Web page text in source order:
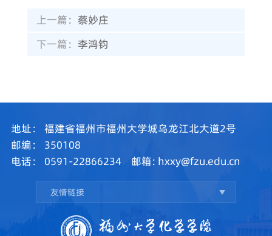
上一篇：蔡妙庄
下一篇：李鸿钧
地址：
福建省福州市福州大学城乌龙江北大道2号
邮编：
350108
电话：
0591-22866234 邮箱: hxxy@fzu.edu.cn
友情链接